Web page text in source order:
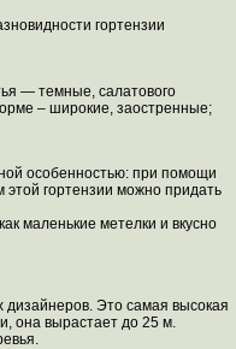
гортензии
— темные, салатового
– широкие, заостренные;
особенностью: при помощи
гортензии можно придать
маленькие метелки и вкусно
Это самая высокая
она вырастает до 25 м.